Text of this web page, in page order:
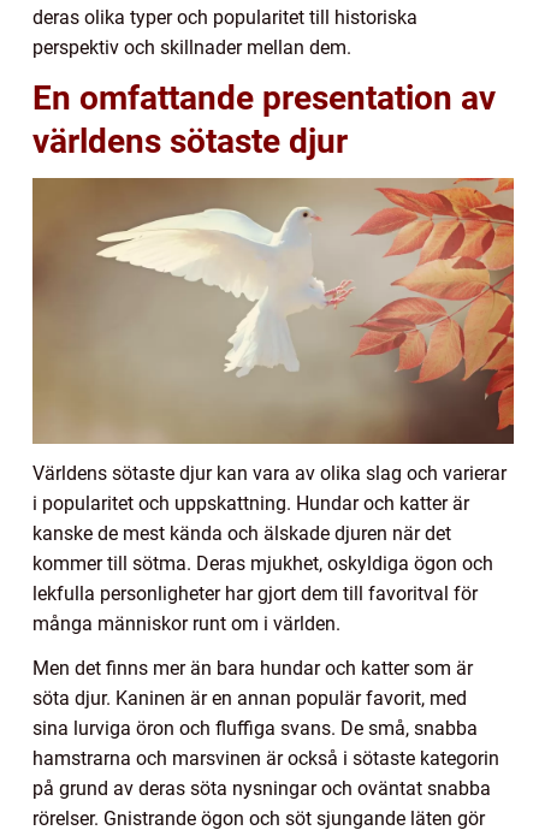
deras olika typer och popularitet till historiska
perspektiv och skillnader mellan dem.
En omfattande presentation av
världens sötaste djur
Världens sötaste djur kan vara av olika slag och varierar
i popularitet och uppskattning. Hundar och katter är
kanske de mest kända och älskade djuren när det
kommer till sötma. Deras mjukhet, oskyldiga ögon och
lekfulla personligheter har gjort dem till favoritval för
många människor runt om i världen.
Men det finns mer än bara hundar och katter som är
söta djur. Kaninen är en annan populär favorit, med
sina lurviga öron och fluffiga svans. De små, snabba
hamstrarna och marsvinen är också i sötaste kategorin
på grund av deras söta nysningar och oväntat snabba
rörelser. Gnistrande ögon och söt sjungande läten gör